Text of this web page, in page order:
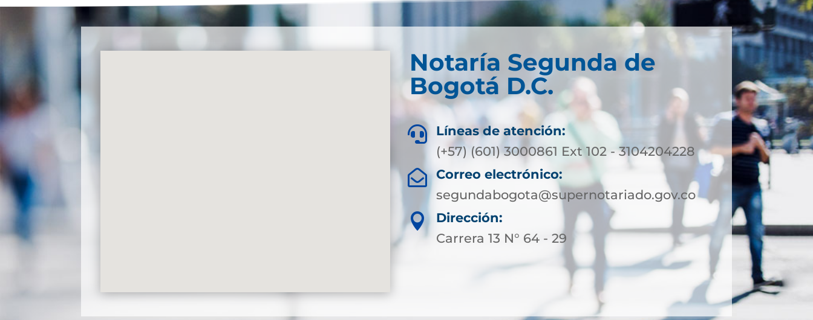
Notaría Segunda de
Bogotá D.C.

Líneas de atención:
(+57) (601) 3000861 Ext 102 - 3104204228

Correo electrónico:
segundabogota@supernotariado.gov.co

Dirección:
Carrera 13 N° 64 - 29